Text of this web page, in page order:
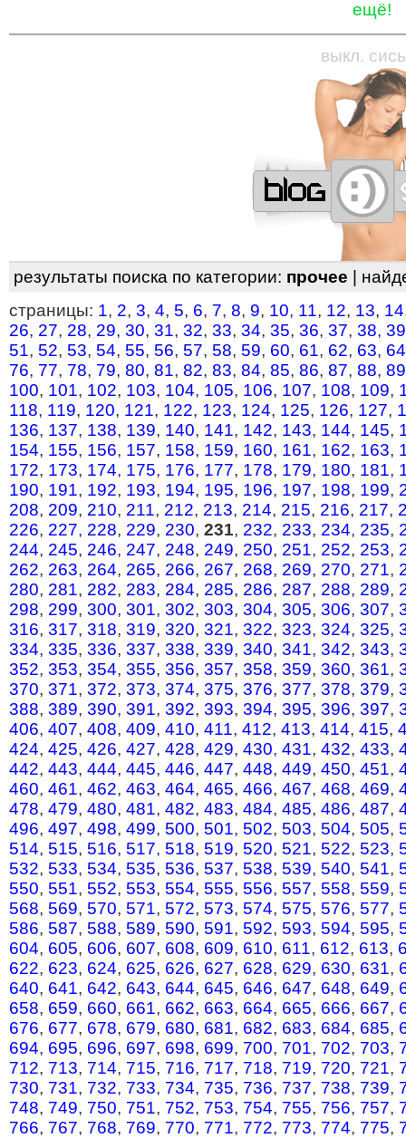
ещё!
—————————————————
выкл.
результаты поиска по категории: прочее |
страницы: 1, 2, 3, 4, 5, 6, 7, 8, 9, 10, 11, 12, 13, 14
26, 27, 28, 29, 30, 31, 32, 33, 34, 35, 36, 37, 38, 39
51, 52, 53, 54, 55, 56, 57, 58, 59, 60, 61, 62, 63, 64
76, 77, 78, 79, 80, 81, 82, 83, 84, 85, 86, 87, 88, 89
100, 101, 102, 103, 104, 105, 106, 107, 108, 109,
118, 119, 120, 121, 122, 123, 124, 125, 126, 127,
136, 137, 138, 139, 140, 141, 142, 143, 144, 145,
154, 155, 156, 157, 158, 159, 160, 161, 162, 163,
172, 173, 174, 175, 176, 177, 178, 179, 180, 181,
190, 191, 192, 193, 194, 195, 196, 197, 198, 199,
208, 209, 210, 211, 212, 213, 214, 215, 216, 217,
226, 227, 228, 229, 230, 231, 232, 233, 234, 235,
244, 245, 246, 247, 248, 249, 250, 251, 252, 253,
262, 263, 264, 265, 266, 267, 268, 269, 270, 271,
280, 281, 282, 283, 284, 285, 286, 287, 288, 289,
298, 299, 300, 301, 302, 303, 304, 305, 306, 307,
316, 317, 318, 319, 320, 321, 322, 323, 324, 325,
334, 335, 336, 337, 338, 339, 340, 341, 342, 343,
352, 353, 354, 355, 356, 357, 358, 359, 360, 361,
370, 371, 372, 373, 374, 375, 376, 377, 378, 379,
388, 389, 390, 391, 392, 393, 394, 395, 396, 397,
406, 407, 408, 409, 410, 411, 412, 413, 414, 415,
424, 425, 426, 427, 428, 429, 430, 431, 432, 433,
442, 443, 444, 445, 446, 447, 448, 449, 450, 451,
460, 461, 462, 463, 464, 465, 466, 467, 468, 469,
478, 479, 480, 481, 482, 483, 484, 485, 486, 487,
496, 497, 498, 499, 500, 501, 502, 503, 504, 505,
514, 515, 516, 517, 518, 519, 520, 521, 522, 523,
532, 533, 534, 535, 536, 537, 538, 539, 540, 541,
550, 551, 552, 553, 554, 555, 556, 557, 558, 559,
568, 569, 570, 571, 572, 573, 574, 575, 576, 577,
586, 587, 588, 589, 590, 591, 592, 593, 594, 595,
604, 605, 606, 607, 608, 609, 610, 611, 612, 613,
622, 623, 624, 625, 626, 627, 628, 629, 630, 631,
640, 641, 642, 643, 644, 645, 646, 647, 648, 649,
658, 659, 660, 661, 662, 663, 664, 665, 666, 667,
676, 677, 678, 679, 680, 681, 682, 683, 684, 685,
694, 695, 696, 697, 698, 699, 700, 701, 702, 703,
712, 713, 714, 715, 716, 717, 718, 719, 720, 721,
730, 731, 732, 733, 734, 735, 736, 737, 738, 739,
748, 749, 750, 751, 752, 753, 754, 755, 756, 757,
766, 767, 768, 769, 770, 771, 772, 773, 774, 775,